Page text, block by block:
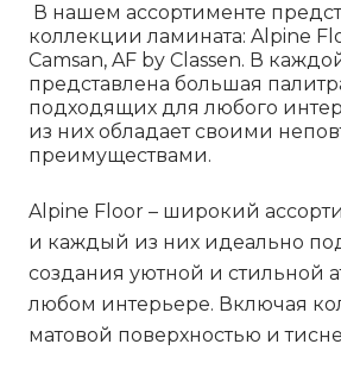
В нашем ассортименте
коллекции ламината: Alpine
Camsan, AF by Classen. В
представлена большая
подходящих для любого
из них обладает своими
преимуществами.
Alpine Floor – широкий
и каждый из них идеально
создания уютной и стильной
любом интерьере. Включая
матовой поверхностью и